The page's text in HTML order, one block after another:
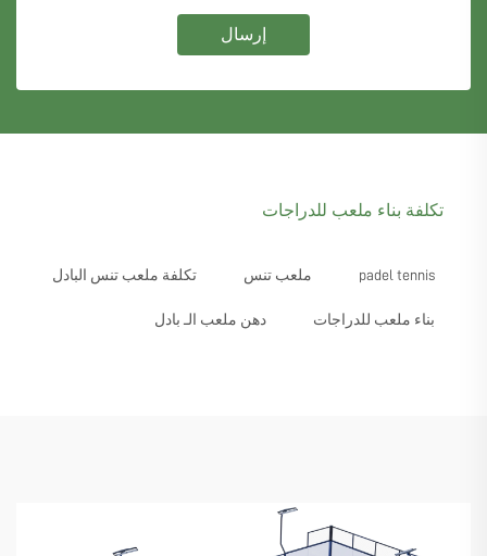
إرسال
تكلفة بناء ملعب للدراجات
padel tennis ملعب تنس تكلفة ملعب تنس البادل
بناء ملعب للدراجات دهن ملعب الـ بادل